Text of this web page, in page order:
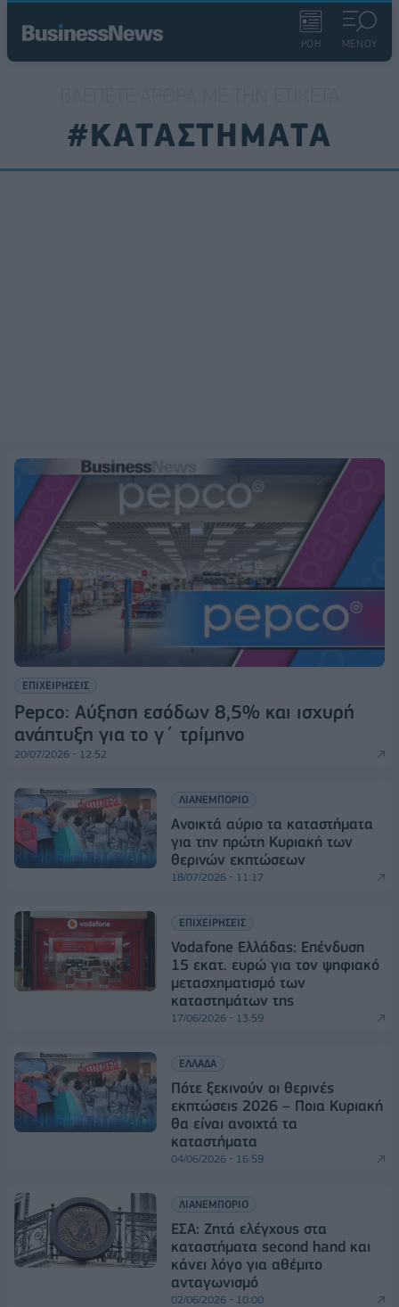
ΡΟΗ ΜΕΝΟΥ
#ΚΑΤΑΣΤΗΜΑΤΑ
ΕΠΙΧΕΙΡΗΣΕΙΣ
Pepco: Αύξηση εσόδων 8,5% και ισχυρή
ανάπτυξη για το γ΄ τρίμηνο
20/07/2026 - 12:52
ΛΙΑΝΕΜΠΟΡΙΟ
Ανοικτά αύριο τα καταστήματα
για την πρώτη Κυριακή των
θερινών εκπτώσεων
18/07/2026 - 11:17
ΕΠΙΧΕΙΡΗΣΕΙΣ
Vodafone Ελλάδας: Επένδυση
15 εκατ. ευρώ για τον ψηφιακό
μετασχηματισμό των
καταστημάτων της
17/06/2026 - 13:59
ΕΛΛΑΔΑ
Πότε ξεκινούν οι θερινές
εκπτώσεις 2026 – Ποια Κυριακή
θα είναι ανοιχτά τα
καταστήματα
04/06/2026 - 16:59
ΛΙΑΝΕΜΠΟΡΙΟ
ΕΣΑ: Ζητά ελέγχους στα
καταστήματα second hand και
κάνει λόγο για αθέμιτο
ανταγωνισμό
02/06/2026 - 10:00